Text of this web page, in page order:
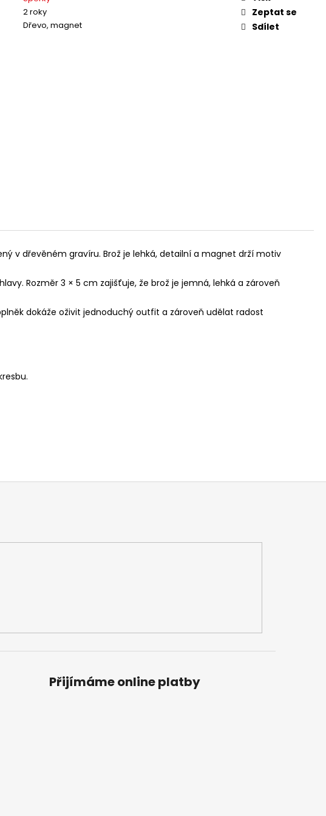
2 roky
Dřevo, magnet
Zeptat se
Sdílet
v dřevěném gravíru. Brož je lehká, detailní a magnet drží motiv
Rozměr 3 × 5 cm zajišťuje, že brož je jemná, lehká a zároveň
dokáže oživit jednoduchý outfit a zároveň udělat radost
Přijímáme online platby